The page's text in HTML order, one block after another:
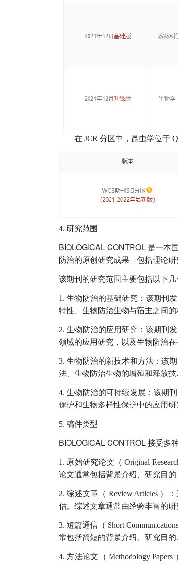
在 JCR 分区中，昆虫学位于
4. 研究范围
BIOLOGICAL CONTROL 是一本
防治的原创研究成果，包括理论
该期刊的研究范围主要包括以下几
1.生物防治的基础研究：该期刊
特性、生物防治生物与宿主之间的
2.生物防治的应用研究：该期刊
领域的应用研究，以及生物防治
3.生物防治的新技术和方法：该
法、生物防治生物的增殖和释放
4.生物防治的可持续发展：该期
保护和生物多样性保护中的应用
5. 稿件类型
BIOLOGICAL CONTROL 接受多
1. 原始研究论文（ Original
论文通常包括背景介绍、研究目的
2.综述文章（ Review Articles ）
估。综述文章通常由经验丰富的
3. 短篇通信（ Short Communications
常包括简短的背景介绍、研究目
4.方法论文（ Methodology Papers